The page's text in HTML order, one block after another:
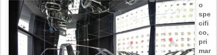
o
spe
cifi
co,
pri
mar